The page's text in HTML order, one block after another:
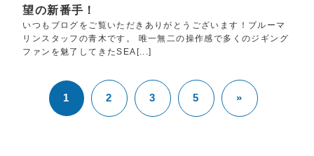
望の新番手！
いつもブログをご覧いただきありがとうございます！ブルーマ
リンスタッフの青木です。 唯一無二の操作感で多くのジギング
ファンを魅了してきたSEA[...]
1 2 3 5 »